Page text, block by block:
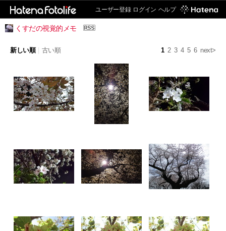
ユーザー登録 ログイン ヘルプ
くすだの視覚的メモ
1 2 3 4 5 6 next>
新しい順 | 古い順